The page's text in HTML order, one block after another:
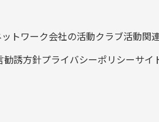
トワーク会社の活動クラブ活動関
勧誘方針プライバシーポリシーサイ